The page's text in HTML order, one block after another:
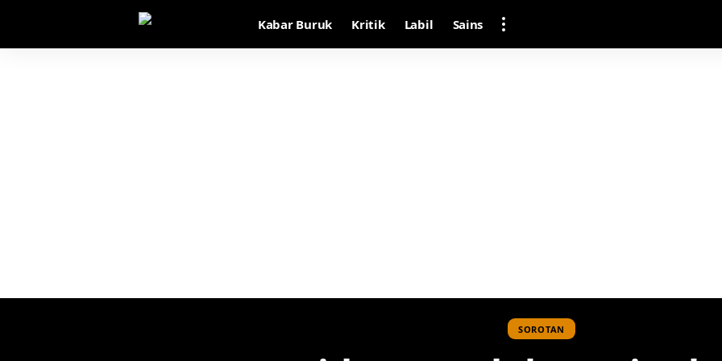
Kabar Buruk Kritik Labil Sains
SOROTAN